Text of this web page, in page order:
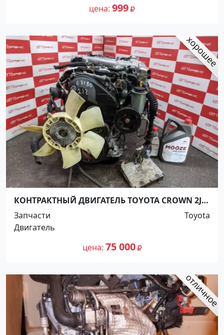
цена 999
КОНТРАКТНЫЙ ДВИГАТЕЛЬ TOYOTA CROWN 2JZ-
FSE GS171 Краснодар
Запчасти
Toyota
Двигатель
цена 75 000